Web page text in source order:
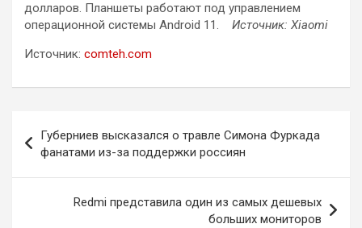
долларов. Планшеты работают под управлением
операционной системы Android 11. Источник: Xiaomi
Источник: comteh.com
по
записям
Губерниев высказался о травле Симона Фуркада
фанатами из-за поддержки россиян
Redmi представила один из самых дешевых
больших мониторов